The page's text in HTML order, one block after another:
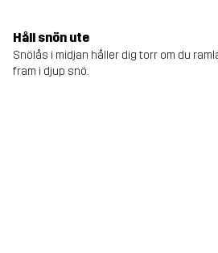
Håll snön ute
Snölås i midjan håller dig torr om du
fram i djup snö.